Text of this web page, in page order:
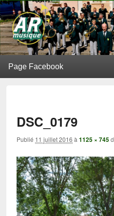
L'Alerte de
BATTERIE-FANFARE SITUÉE
DSC_0179
Publié 11 juillet 2016 à1125 × 745